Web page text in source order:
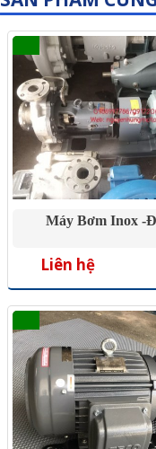
Máy Bơm Inox -
Liên hệ